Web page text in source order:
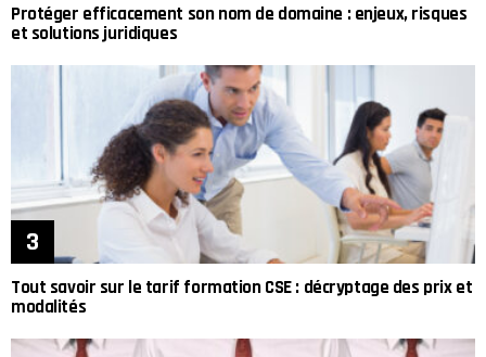
Protéger efficacement son nom de domaine : enjeux, risques
et solutions juridiques
Tout savoir sur le tarif formation CSE : décryptage des prix et
modalités